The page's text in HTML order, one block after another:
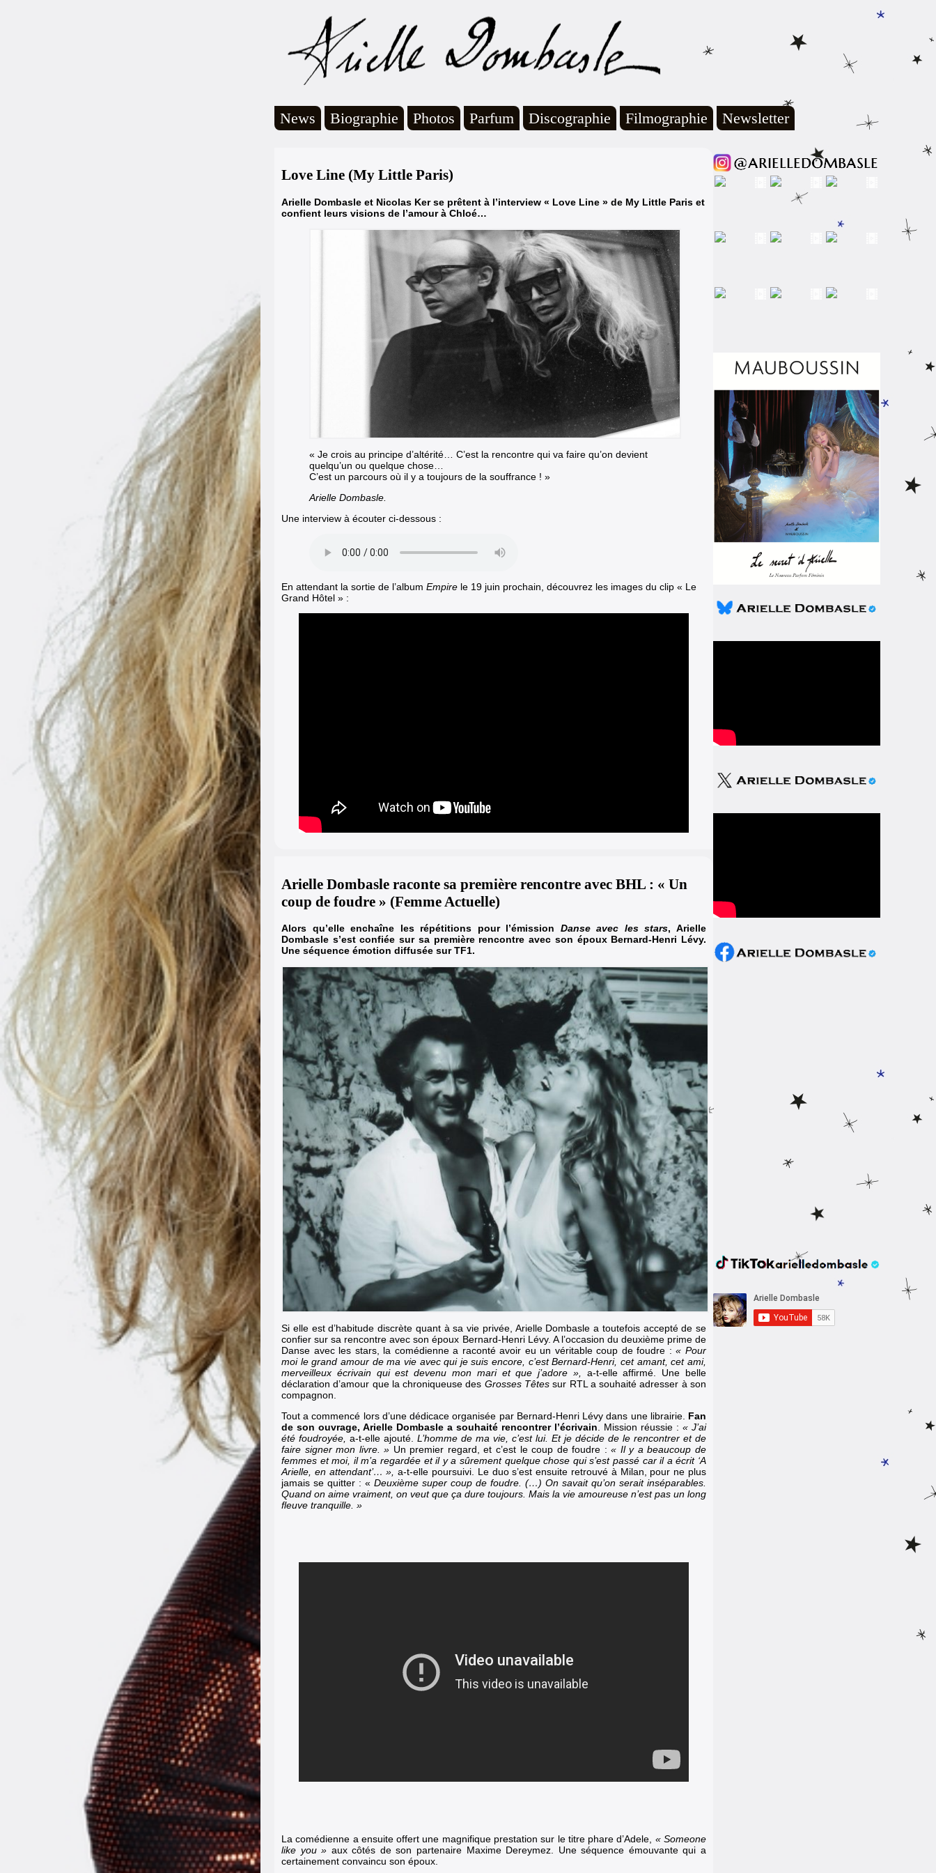
News Biographie Photos Parfum Discographie Filmographie Newsletter
Love Line (My Little Paris)
Arielle Dombasle et Nicolas Ker se prêtent à l’interview « Love Line » de My Little Paris et
confient leurs visions de l’amour à Chloé…
« Je crois au principe d’altérité… C’est la rencontre qui va faire qu’on devient
quelqu’un ou quelque chose…
C’est un parcours où il y a toujours de la souffrance ! »
Arielle Dombasle.
Une interview à écouter ci-dessous :
En attendant la sortie de l’album Empire le 19 juin prochain, découvrez les images du clip « Le
Grand Hôtel » :
Arielle Dombasle raconte sa première rencontre avec BHL : « Un
coup de foudre » (Femme Actuelle)
Alors qu’elle enchaîne les répétitions pour l’émission Danse avec les stars, Arielle
Dombasle s’est confiée sur sa première rencontre avec son époux Bernard-Henri Lévy.
Une séquence émotion diffusée sur TF1.
Si elle est d’habitude discrète quant à sa vie privée, Arielle Dombasle a toutefois accepté de se
confier sursa rencontre avec son époux Bernard-Henri Lévy. A l’occasion du deuxième prime de
Danse avec les stars, la comédienne a raconté avoir eu un véritable coup de foudre :« Pour
moi le grand amour de ma vie avec qui je suis encore, c’est Bernard-Henri, cet amant, cet ami,
merveilleux écrivain qui est devenu mon mari et que j’adore », a-t-elle affirmé. Une belle
déclaration d’amour que la chroniqueuse des Grosses Têtes sur RTL a souhaité adresser à son
compagnon.
Tout a commencé lors d’une dédicace organisée par Bernard-Henri Lévy dans une librairie. Fan
de son ouvrage, Arielle Dombasle a souhaité rencontrer l’écrivain. Mission réussie : « J’ai
été foudroyée, a-t-elle ajouté. L’homme de ma vie, c’est lui. Et je décide de le rencontrer et de
faire signer mon livre. » Un premier regard, et c’est le coup de foudre :« Il y a beaucoup de
femmes et moi, il m’a regardée et il y a sûrement quelque chose qui s’est passé car il a écrit ‘A
Arielle, en attendant’… »,a-t-elle poursuivi. Le duo s’est ensuite retrouvé à Milan, pour ne plus
jamais se quitter : « Deuxième super coup de foudre. (…) On savait qu’on serait inséparables.
Quand on aime vraiment, on veut que ça dure toujours. Mais la vie amoureuse n’est pas un long
fleuve tranquille. »
La comédienne a ensuite offert une magnifique prestation sur le titre phare d’Adele, « Someone
like you » aux côtés de son partenaire Maxime Dereymez. Une séquence émouvante qui a
certainement convaincu son époux.